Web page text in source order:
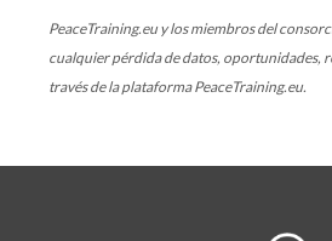
PeaceTraining.eu y los miembros del
cualquier pérdida de datos, oportunidades,
través de la plataforma PeaceTraining.eu.